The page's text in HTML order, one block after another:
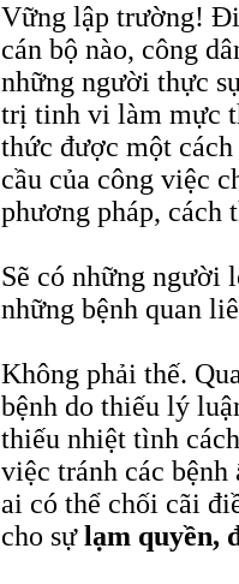
Vững lập trường!
cán bộ nào, công
những người thực
trị tinh vi làm mực
thức được một
cầu của công việc
phương pháp, cách
Sẽ có những người
những bệnh quan
Không phải thế.
bệnh do thiếu lý
thiếu nhiệt tình
việc tránh các
ai có thể chối cãi
cho sựlạm quyền,